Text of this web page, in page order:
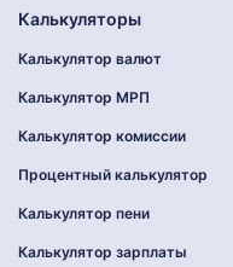
Калькуляторы
Калькулятор валют
Калькулятор МРП
Калькулятор комиссии
Процентный калькулятор
Калькулятор пени
Калькулятор зарплаты